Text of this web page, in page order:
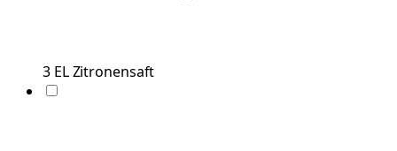
3 ELZitronensaft